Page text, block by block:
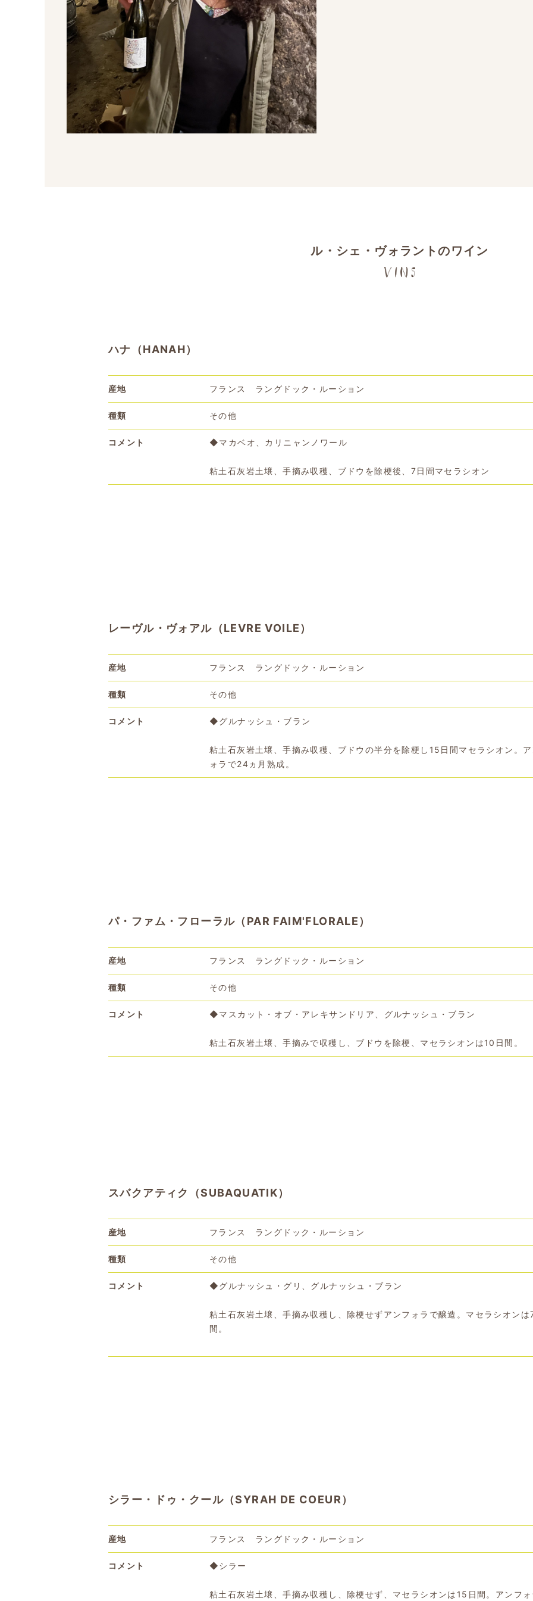
ル・シェ・ヴォラントのワイン
ハナ（HANAH）
産地 フランス ラングドック・ルーション
種類 その他
コメント ◆マカベオ、カリニャンノワール
粘土石灰岩土壌、手摘み収穫、ブドウを除梗後、7日間マセラシオン
レーヴル・ヴォアル（LEVRE VOILE）
産地 フランス ラングドック・ルーション
種類 その他
コメント ◆グルナッシュ・ブラン
粘土石灰岩土壌、手摘み収穫、ブドウの半分を除梗し15日間マセラシオン。
ォラで24ヵ月熟成。
パ・ファム・フローラル（PAR FAIM'FLORALE）
産地 フランス ラングドック・ルーション
種類 その他
コメント ◆マスカット・オブ・アレキサンドリア、グルナッシュ・ブラン
粘土石灰岩土壌、手摘みで収穫し、ブドウを除梗、マセラシオンは10日間。
スバクアティク（SUBAQUATIK）
産地 フランス ラングドック・ルーション
種類 その他
コメント ◆グルナッシュ・グリ、グルナッシュ・ブラン
粘土石灰岩土壌、手摘み収穫し、除梗せずアンフォラで醸造。マセラシオンは
間。
シラー・ドゥ・クール（SYRAH DE COEUR）
産地 フランス ラングドック・ルーション
コメント ◆シラー
粘土石灰岩土壌、手摘み収穫し、除梗せず、マセラシオンは15日間。アンフ